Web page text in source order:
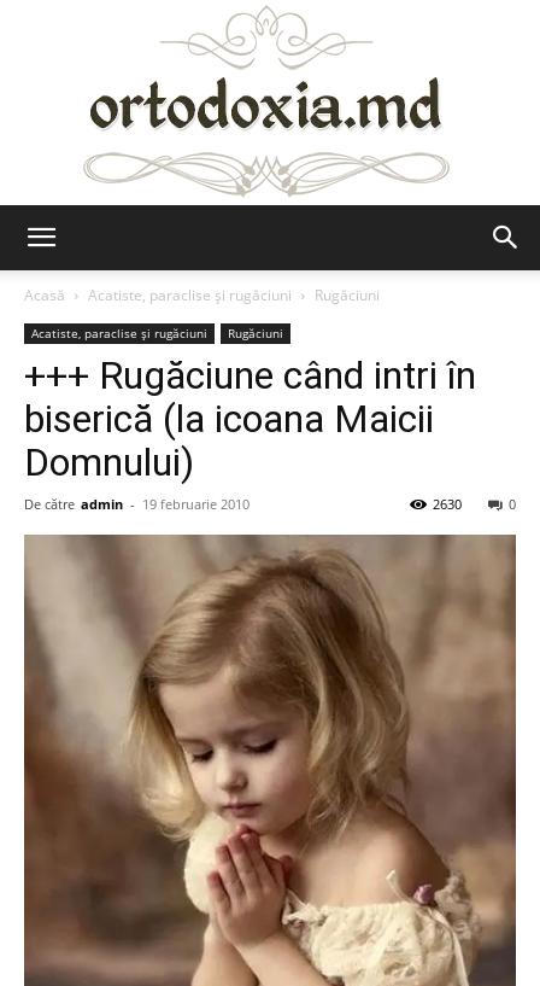
Acasă
Acatiste, paraclise și rugăciuni Rugăciuni
Acatiste, paraclise și rugăciuni Rugăciuni
+++ Rugăciune când intri în
biserică (la icoana Maicii
Domnului)
De către admin - 19 februarie 2010 0
2630